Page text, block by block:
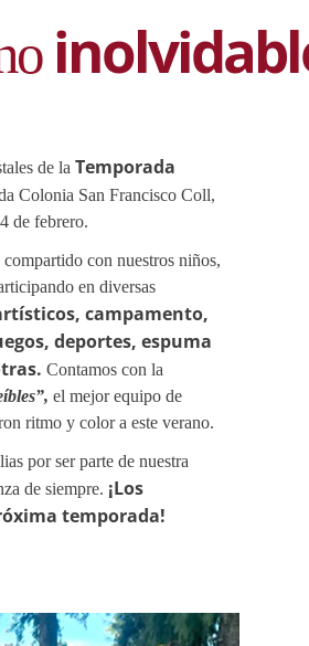
Temporada
campamento,
deportes, espuma
¡Los
temporada!